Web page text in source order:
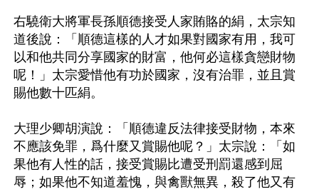
右驍衛大將軍長孫順德接受人家賄賂的絹，太宗知
道後說：「順德這樣的人才如果對國家有用，我可
以和他共同分享國家的財富，他何必這樣貪戀財物
呢！」太宗愛惜他有功於國家，沒有治罪，並且賞
賜他數十匹絹。
大理少卿胡演說：「順德違反法律接受財物，本來
不應該免罪，爲什麼又賞賜他呢？」太宗說：「如
果他有人性的話，接受賞賜比遭受刑罰還感到屈
辱；如果他不知道羞愧，與禽獸無異，殺了他又有